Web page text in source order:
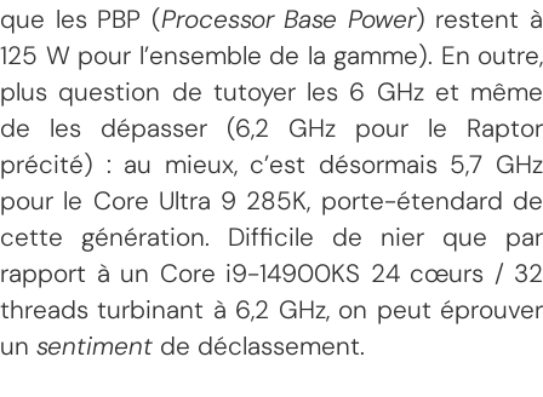
que les PBP (Processor Base Power) restent à
125 W pour l’ensemble de la gamme). En outre,
plus question de tutoyer les 6 GHz et même
de les dépasser (6,2 GHz pour le Raptor
précité) : au mieux, c’est désormais 5,7 GHz
pour le Core Ultra 9 285K, porte-étendard de
cette génération. Difficile de nier que par
rapport à un Core i9-14900KS 24 cœurs / 32
threads turbinant à 6,2 GHz, on peut éprouver
un sentiment de déclassement.